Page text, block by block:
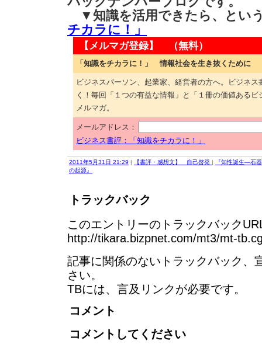
▼知識を活用できたら、と
チカラに！」
【メルマガ登録】 （無料）
「知識をチカラに！」 情報社会を生き抜くために
ビジネスパーソン、起業家、経営者の方へ。ビジネ
く！毎回「１つの有益な情報」と「１冊の価値ある
メルマガ。
メールアドレス：
ビジネス書評：「知識をチカラに！」
2011年5月31日 21:29 | 【書評・感想文】 自己啓発 |
『知性誕生―石
の起源』
トラックバック
このエントリーのトラックバック
http://tikara.bizpnet.com/mt3/mt-
記事に関係のないトラックバック、
さい。
TBには、言及リンクが必要です。
コメント
コメントしてください